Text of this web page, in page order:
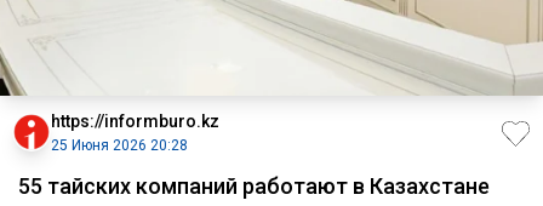
https://informburo.kz
25 Июня 2026 20:28
55 тайских компаний работают в Казахстане